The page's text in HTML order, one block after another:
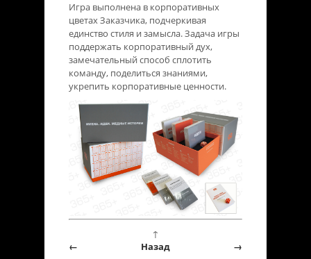
Игра выполнена в корпоративных
цветах Заказчика, подчеркивая
единство стиля и замысла. Задача игры
поддержать корпоративный дух,
замечательный способ сплотить
команду, поделиться знаниями,
укрепить корпоративные ценности.
←
↑
Назад
→